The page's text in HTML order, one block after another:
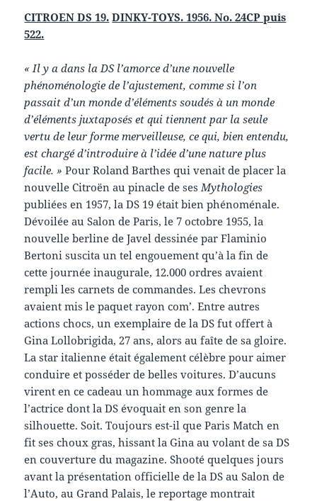
CITROEN DS 19. DINKY-TOYS. 1956. No. 24CP puis
522.
« Il y a dans la DS l’amorce d’une nouvelle
phénoménologie de l’ajustement, comme si l’on
passait d’un monde d’éléments soudés à un monde
d’éléments juxtaposés et qui tiennent par la seule
vertu de leur forme merveilleuse, ce qui, bien entendu,
est chargé d’introduire à l’idée d’une nature plus
facile. »Pour Roland Barthes qui venait de placer la
nouvelle Citroën au pinacle de ses Mythologies
publiées en 1957, la DS 19 était bien phénoménale.
Dévoilée au Salon de Paris, le 7 octobre 1955, la
nouvelle berline de Javel dessinée par Flaminio
Bertoni suscita un tel engouement qu’à la fin de
cette journée inaugurale, 12.000 ordres avaient
rempli les carnets de commandes. Les chevrons
avaient mis le paquet rayon com’. Entre autres
actions chocs, un exemplaire de la DS fut offert à
Gina Lollobrigida, 27 ans, alors au faîte de sa gloire.
La star italienne était également célèbre pour aimer
conduire et posséder de belles voitures. D’aucuns
virent en ce cadeau un hommage aux formes de
l’actrice dont la DS évoquait en son genre la
silhouette. Soit. Toujours est-il que Paris Match en
fit ses choux gras, hissant la Gina au volant de sa DS
en couverture du magazine. Shooté quelques jours
avant la présentation officielle de la DS au Salon de
l’Auto, au Grand Palais, le reportage montrait